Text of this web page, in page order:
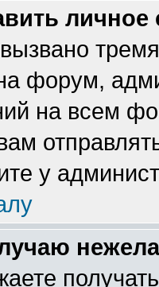
форум,
на всем
у